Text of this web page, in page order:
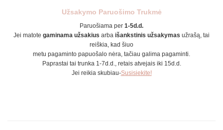
Užsakymo Paruošimo Trukmė
Paruošiama per 1-5d.d.
Jei matote gaminama užsakius arba išankstinis užsakymas užrašą, tai
reiškia, kad šiuo
metu pagaminto papuošalo nėra, tačiau galima pagaminti.
Paprastai tai trunka 1-7d.d., retais atvejais iki 15d.d.
Jei reikia skubiau-Susisiekite!